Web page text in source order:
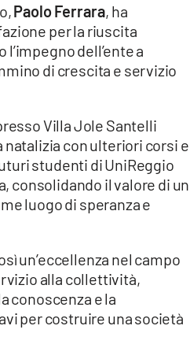
Paolo Ferrara, ha
per la riuscita
l’impegno dell’ente a
di crescita e servizio
Villa Jole Santelli
natalizia con ulteriori corsi e
studenti di UniReggio
consolidando il valore di un
luogo di speranza e
un’eccellenza nel campo
alla collettività,
conoscenza e la
per costruire una società